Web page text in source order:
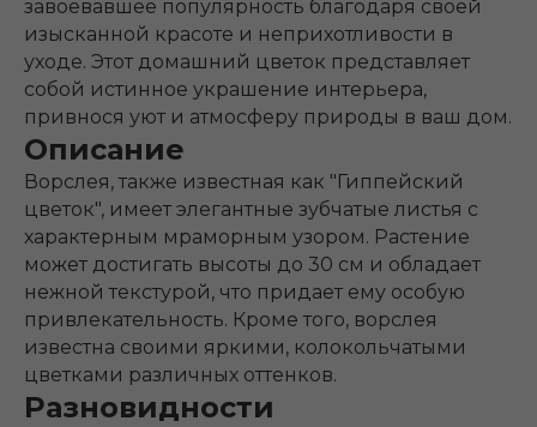
завоевавшее популярность благодаря своей
изысканной красоте и неприхотливости в
уходе. Этот домашний цветок представляет
собой истинное украшение интерьера,
привнося уют и атмосферу природы в ваш дом.
Описание
Ворслея, также известная как "Гиппейский
цветок", имеет элегантные зубчатые листья с
характерным мраморным узором. Растение
может достигать высоты до 30 см и обладает
нежной текстурой, что придает ему особую
привлекательность. Кроме того, ворслея
известна своими яркими, колокольчатыми
цветками различных оттенков.
Разновидности